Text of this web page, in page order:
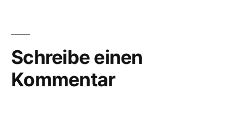
Schreibe einen
Kommentar